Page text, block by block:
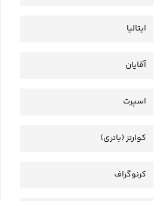
ایتالیا
آقایان
اسپرت
کوارتز (باتری)
کرنوگراف